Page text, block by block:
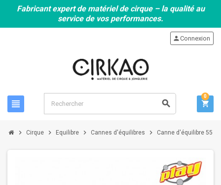
Fabricant expert de matériel de cirque – la qualité au
service de vos performances.
view_headline search
personConnexion
shopping_cart
0
chevron_right Cirque chevron_right Equilibre chevron_right Cannes d'équilibres chevron_right Canne d'équilibre 55